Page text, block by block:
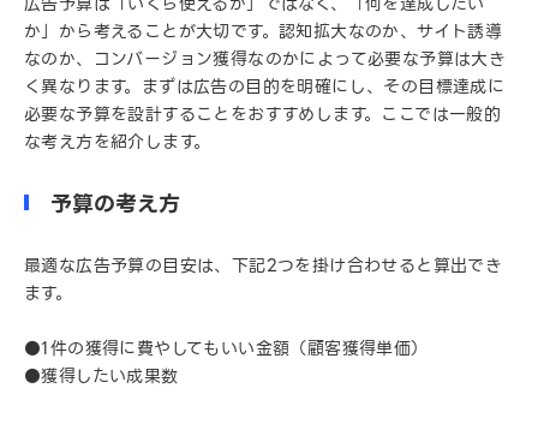
か」から考えることが大切です。認知拡大なのか、サイト誘導
なのか、コンバージョン獲得なのかによって必要な予算は大き
く異なります。まずは広告の目的を明確にし、その目標達成に
必要な予算を設計することをおすすめします。ここでは一般的
な考え方を紹介します。
予算の考え方
最適な広告予算の目安は、下記2つを掛け合わせると算出でき
ます。
●1件の獲得に費やしてもいい金額（顧客獲得単価）
●獲得したい成果数